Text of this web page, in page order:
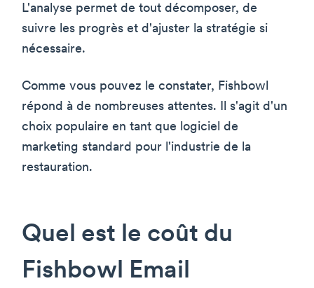
L'analyse permet de tout décomposer, de
suivre les progrès et d'ajuster la stratégie si
nécessaire.
Comme vous pouvez le constater, Fishbowl
répond à de nombreuses attentes. Il s'agit d'un
choix populaire en tant que logiciel de
marketing standard pour l'industrie de la
restauration.
Quel est le coût du
Fishbowl Email